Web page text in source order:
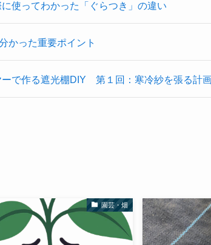
使ってわかった「ぐらつき」の違い
かった重要ポイント
で作る遮光棚DIY 第１回：寒冷紗を張る計
園芸・畑